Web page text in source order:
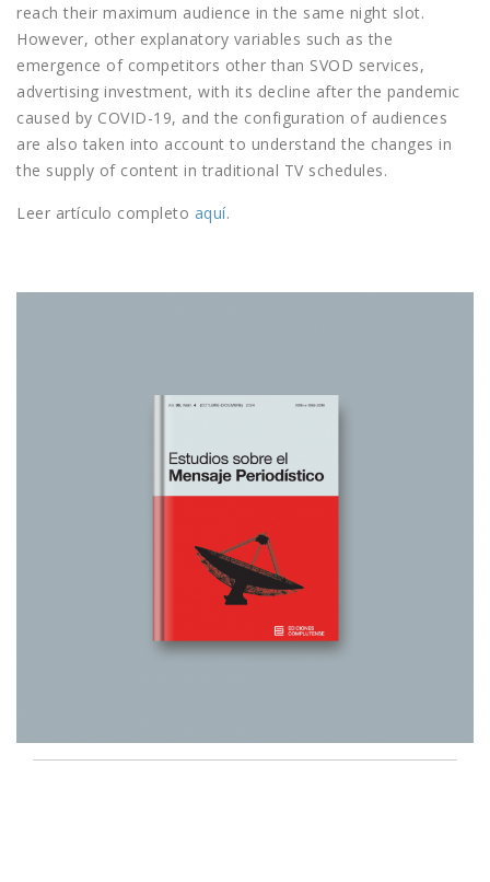
reach their maximum audience in the same night slot.
However, other explanatory variables such as the
emergence of competitors other than SVOD services,
advertising investment, with its decline after the pandemic
caused by COVID-19, and the configuration of audiences
are also taken into account to understand the changes in
the supply of content in traditional TV schedules.
Leer artículo completo aquí.